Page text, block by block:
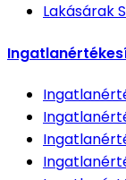
Lakásárak